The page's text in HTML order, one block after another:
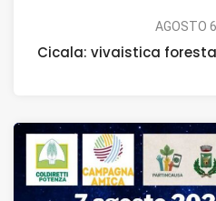
AGOSTO
Cicala: vivaistica